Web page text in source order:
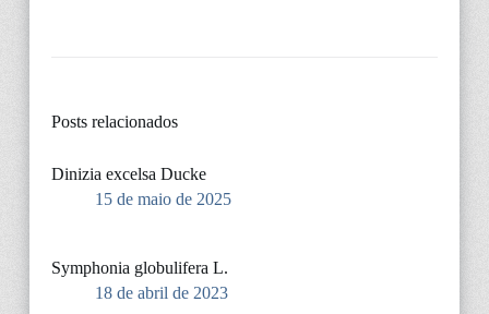
Posts relacionados
Dinizia excelsa Ducke
15 de maio de 2025
Symphonia globulifera L.
18 de abril de 2023